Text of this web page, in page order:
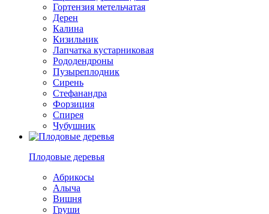
Гортензия метельчатая
Дерен
Калина
Кизильник
Лапчатка кустарниковая
Рододендроны
Пузыреплодник
Сирень
Стефанандра
Форзиция
Спирея
Чубушник
Плодовые деревья
Абрикосы
Алыча
Вишня
Груши